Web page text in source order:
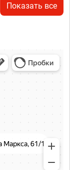
Показать все